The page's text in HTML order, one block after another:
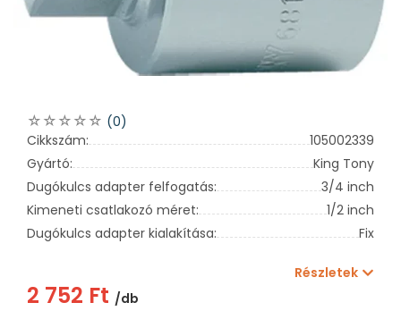
(0)
Cikkszám:
105002339
Gyártó:
King Tony
Dugókulcs adapter felfogatás:
3/4 inch
Kimeneti csatlakozó méret:
1/2 inch
Dugókulcs adapter kialakítása:
Fix
Részletek
2 752 Ft /db